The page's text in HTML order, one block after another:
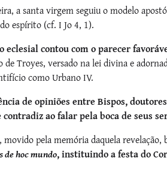
a santa virgem seguiu o modelo
espírito (cf. I Jo 4, 1).
eclesial contou com o parecer
de Troyes, versado na lei divina e
como Urbano IV.
de opiniões entre Bispos,
contradiz ao falar pela boca de seus
, movido pela memória daquela
hoc mundo, instituindo a festa do